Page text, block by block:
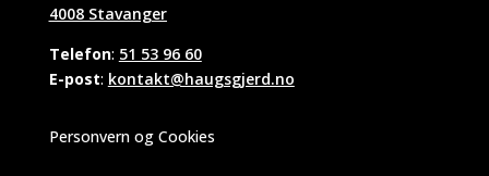
4008 Stavanger
Telefon: 51 53 96 60
E-post: kontakt@haugsgjerd.no
Personvern og Cookies